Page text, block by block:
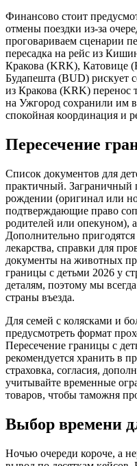
Финансово стоит
отмены поездки из‑за
проговариваем сценарии
пересадка на рейс из
Кракова (KRK), Катовице
Будапешта (BUD) рискует
из Кракова (KRK) перенос
на Ужгород сохранили им
спокойная координация и
Пересечение
Список документов для
практичный. Заграничный
рождении (оригинал или
подтверждающие право
родителей или опекуном),
Дополнительно
лекарства, справки для
документы на животных
границы с детьми 2026 у
деталям, поэтому мы
страны въезда.
Для семей с колясками и
предусмотреть формат
Пересечение границы с
рекомендуется хранить в
страховка, согласия,
учитывайте временные
товаров, чтобы таможня
Выбор времени
Ночью очереди короче, а